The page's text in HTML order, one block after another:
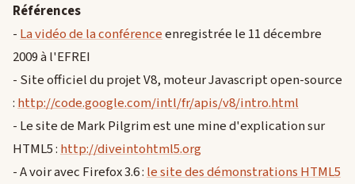
Références
-La vidéo de la conférenceenregistrée le 11 décembre
2009 à l'EFREI
- Site officiel du projet V8, moteur Javascript open-source
:http://code.google.com/intl/fr/apis/v8/intro.html
- Le site de Mark Pilgrim est une mine d'explication sur
HTML5 :http://diveintohtml5.org
- A voir avec Firefox 3.6 :le site des démonstrations HTML5